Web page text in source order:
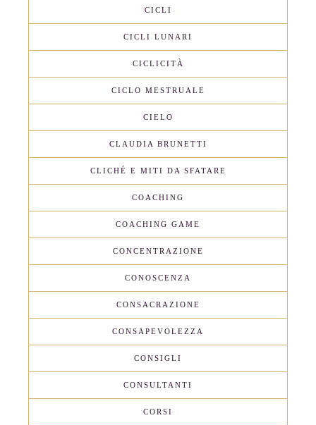
CICLI
CICLI LUNARI
CICLICITÀ
CICLO MESTRUALE
CIELO
CLAUDIA BRUNETTI
CLICHÉ E MITI DA SFATARE
COACHING
COACHING GAME
CONCENTRAZIONE
CONOSCENZA
CONSACRAZIONE
CONSAPEVOLEZZA
CONSIGLI
CONSULTANTI
CORSI